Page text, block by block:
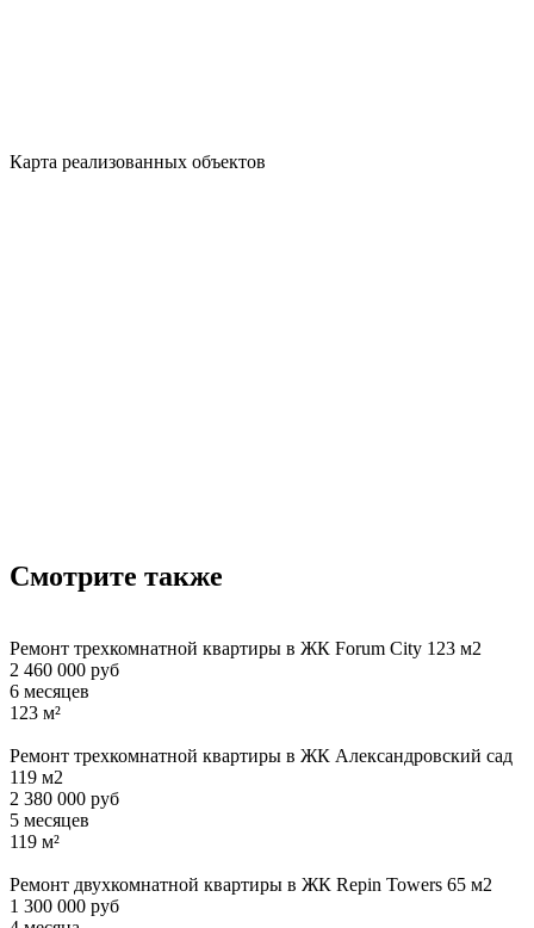
Карта реализованных объектов
Смотрите также
Ремонт трехкомнатной квартиры в ЖК Forum City 123 м2
2 460 000 руб
6 месяцев
123 м²
Ремонт трехкомнатной квартиры в ЖК Александровский сад
119 м2
2 380 000 руб
5 месяцев
119 м²
Ремонт двухкомнатной квартиры в ЖК Repin Towers 65 м2
1 300 000 руб